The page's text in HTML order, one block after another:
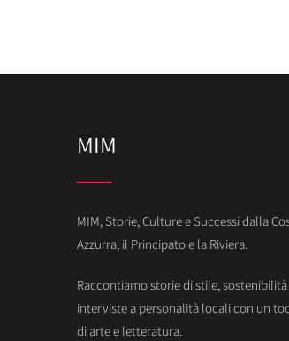
MIM
MIM, Storie, Culture e Successi dalla
Azzurra, il Principato e la Riviera.
Raccontiamo storie di stile, sostenibilità
interviste a personalità locali con un
di arte e letteratura.